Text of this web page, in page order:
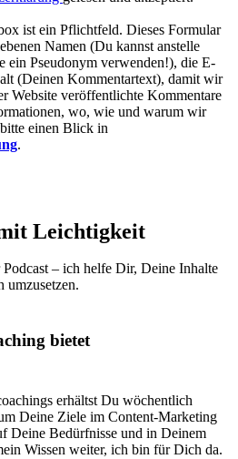
ist ein Pflichtfeld. Dieses Formular
Namen (Du kannst anstelle
ein Pseudonym verwenden!), die E-
(Deinen Kommentartext), damit wir
Website veröffentlichte Kommentare
wo, wie und warum wir
einen Blick in
.
Leichtigkeit
– ich helfe Dir, Deine Inhalte
umzusetzen.
bietet
erhältst Du wöchentlich
Deine Ziele im Content-Marketing
Deine Bedürfnisse und in Deinem
Wissen weiter, ich bin für Dich da.